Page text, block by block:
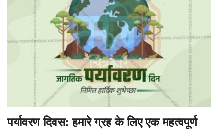
पर्यावरण दिवस: हमारे ग्रह के लिए एक महत्वपूर्ण